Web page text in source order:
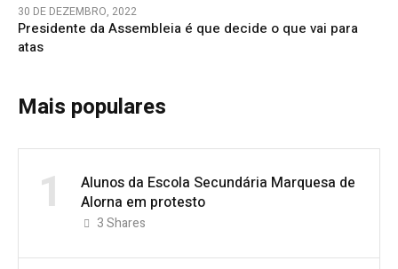
30 DE DEZEMBRO, 2022
Presidente da Assembleia é que decide o que vai para
atas
Mais populares
1
Alunos da Escola Secundária Marquesa de
Alorna em protesto
3Shares